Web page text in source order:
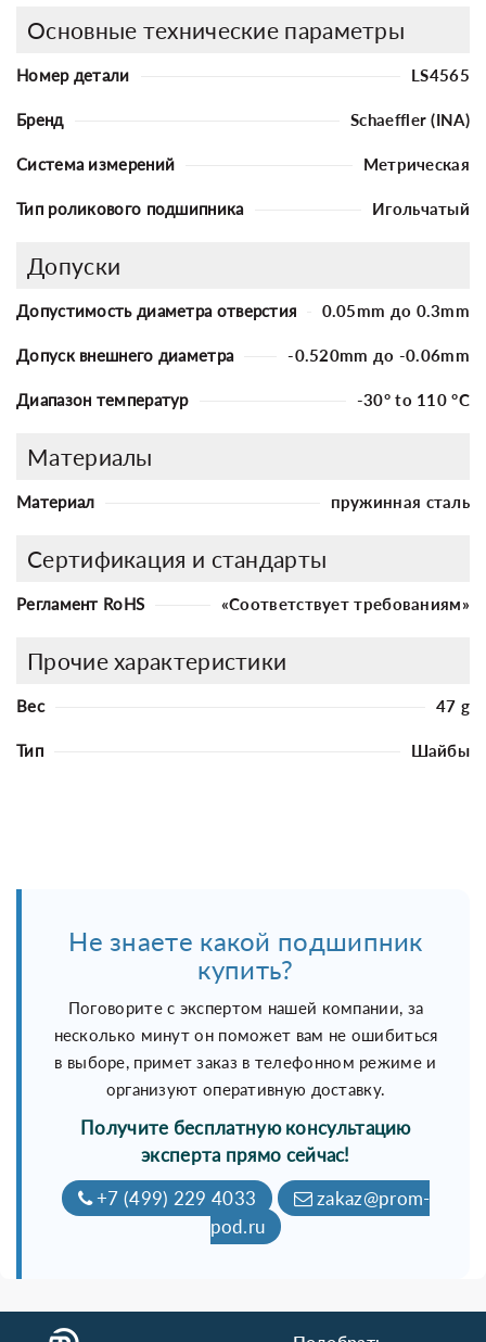
Основные технические параметры
Номер детали LS4565
Бренд Schaeffler (INA)
Система измерений Метрическая
Тип роликового подшипника Игольчатый
Допуски
Допустимость диаметра отверстия 0.05mm до 0.3mm
Допуск внешнего диаметра -0.520mm до -0.06mm
Диапазон температур -30° to 110 °C
Материалы
Материал пружинная сталь
Сертификация и стандарты
Регламент RoHS «Соответствует требованиям»
Прочие характеристики
Вес 47 g
Тип Шайбы
Не знаете какой подшипник
купить?
Поговорите с экспертом нашей компании, за
несколько минут он поможет вам не ошибиться
в выборе, примет заказ в телефонном режиме и
организуют оперативную доставку.
Получите бесплатную консультацию
эксперта прямо сейчас!
+7 (499) 229 4033
zakaz@prom-
pod.ru